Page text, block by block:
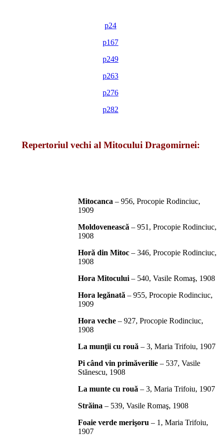
p24
p167
p249
p263
p276
p282
Repertoriul vechi al Mitocului Dragomirnei:
Mitocanca – 956, Procopie Rodinciuc,
1909
Moldovenească – 951, Procopie Rodinciuc,
1908
Horă din Mitoc – 346, Procopie Rodinciuc,
1908
Hora Mitocului – 540, Vasile Romaş, 1908
Hora legănată – 955, Procopie Rodinciuc,
1909
Hora veche – 927, Procopie Rodinciuc,
1908
La munţii cu rouă – 3, Maria Trifoiu, 1907
Pi când vin primăverilie – 537, Vasile
Stănescu, 1908
La munte cu rouă – 3, Maria Trifoiu, 1907
Străina – 539, Vasile Romaş, 1908
Foaie verde merişoru – 1, Maria Trifoiu,
1907